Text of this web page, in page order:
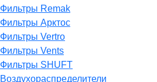
Фильтры Remak
Фильтры Арктос
Фильтры Vertro
Фильтры Vents
Фильтры SHUFT
Воздухораспределители